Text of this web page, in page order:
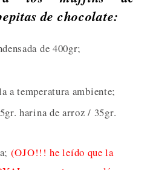
de chocolate:
de 400gr;
a temperatura ambiente;
harina de arroz / 35gr.
(OJO!!! he leído que la